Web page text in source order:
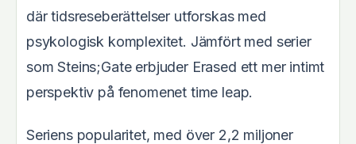
där tidsreseberättelser utforskas med
psykologisk komplexitet. Jämfört med serier
som Steins;Gate erbjuder Erased ett mer intimt
perspektiv på fenomenet time leap.
Seriens popularitet, med över 2,2 miljoner